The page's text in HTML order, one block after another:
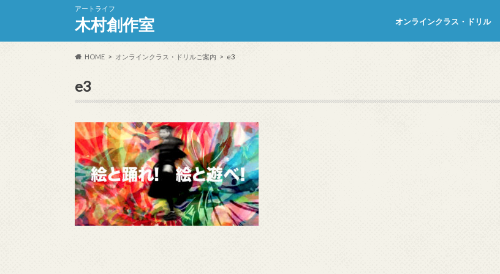
アートライフ
木村創作室 オンラインクラス・ドリル
HOME オンラインクラス・ドリルご案内 e3
e3